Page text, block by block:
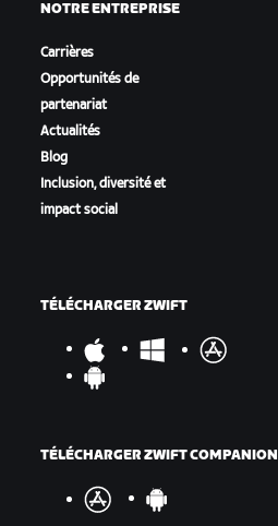
NOTRE ENTREPRISE
Carrières
Opportunités de
partenariat
Actualités
Blog
Inclusion, diversité et
impact social
TÉLÉCHARGER ZWIFT
TÉLÉCHARGER ZWIFT COMPANION